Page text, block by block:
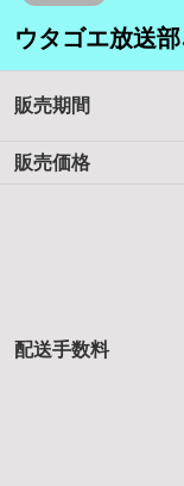
ウタゴエ放送
販売期間
販売価格
配送手数料